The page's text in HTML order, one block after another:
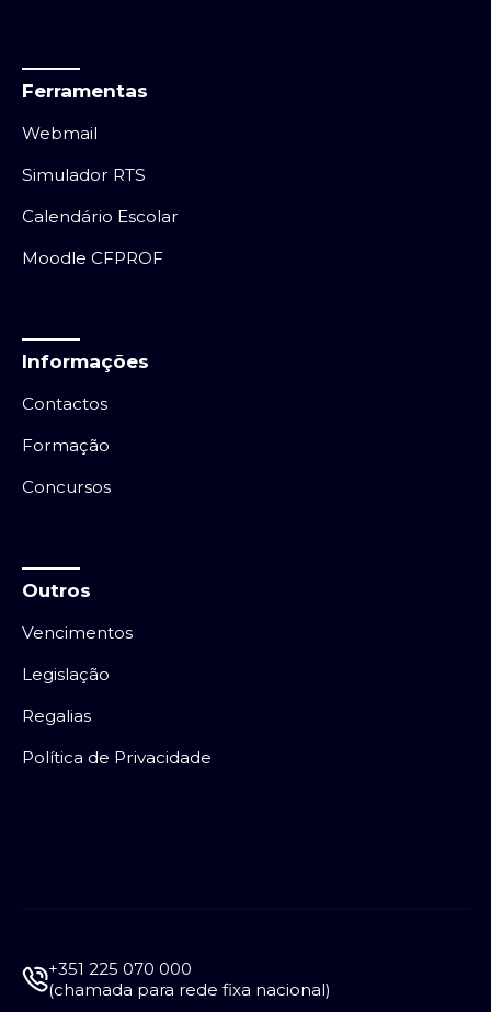
Ferramentas
Webmail
Simulador RTS
Calendário Escolar
Moodle CFPROF
Informações
Contactos
Formação
Concursos
Outros
Vencimentos
Legislação
Regalias
Política de Privacidade
+351 225 070 000
(chamada para rede fixa nacional)